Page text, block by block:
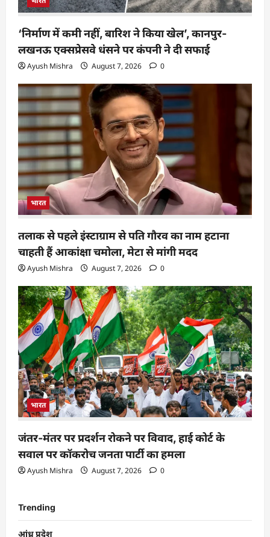
‘निर्माण में कमी नहीं, बारिश ने किया खेल’, कानपुर-
लखनऊ एक्सप्रेसवे धंसने पर कंपनी ने दी सफाई
Ayush Mishra August 7, 2026 0
भारत
तलाक से पहले इंस्टाग्राम से पति गौरव का नाम हटाना
चाहती हैं आकांक्षा चमोला, मेटा से मांगी मदद
Ayush Mishra August 7, 2026 0
भारत
जंतर-मंतर पर प्रदर्शन रोकने पर विवाद, हाई कोर्ट के
सवाल पर कॉकरोच जनता पार्टी का हमला
Ayush Mishra August 7, 2026 0
Trending
आंध्र प्रदेश